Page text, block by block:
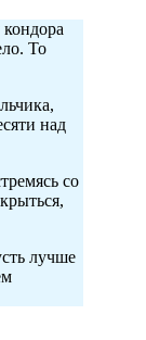
То
над
со
лучше